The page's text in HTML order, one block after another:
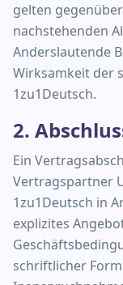
gelten
nachstehenden
Anderslautende
Wirksamkeit der
1zu1Deutsch.
2.
Ein
Vertragspartner
1zu1Deutsch in
explizites
schriftlicher